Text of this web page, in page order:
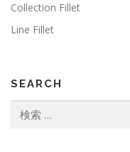
Collection Fillet
Line Fillet
SEARCH
索: